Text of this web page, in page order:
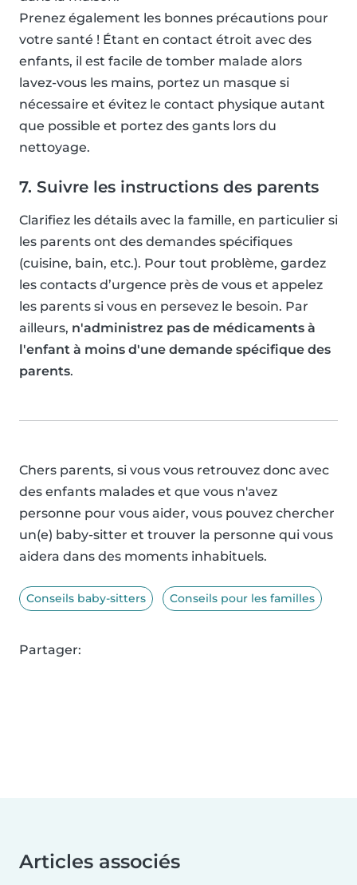
Prenez également les bonnes précautions pour
votre santé ! Étant en contact étroit avec des
enfants, il est facile de tomber malade alors
lavez-vous les mains, portez un masque si
nécessaire et évitez le contact physique autant
que possible et portez des gants lors du
nettoyage.
7. Suivre les instructions des parents
Clarifiez les détails avec la famille, en particulier si
les parents ont des demandes spécifiques
(cuisine, bain, etc.). Pour tout problème, gardez
les contacts d’urgence près de vous et appelez
les parents si vous en persevez le besoin. Par
ailleurs, n'administrez pas de médicaments à
l'enfant à moins d'une demande spécifique des
parents.
Chers parents, si vous vous retrouvez donc avec
des enfants malades et que vous n'avez
personne pour vous aider, vous pouvez chercher
un(e) baby-sitter et trouver la personne qui vous
aidera dans des moments inhabituels.
Conseils baby-sitters Conseils pour les familles
Partager:
Articles associés